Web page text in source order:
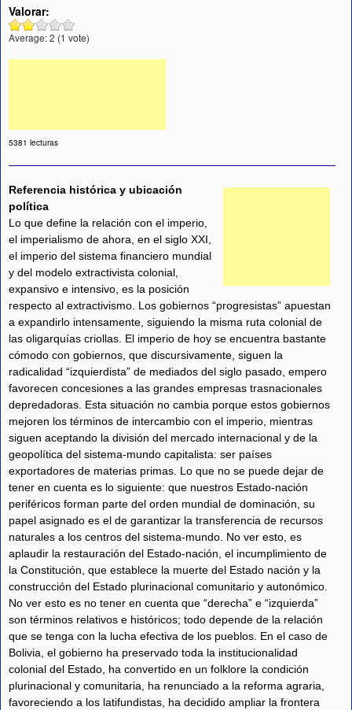
Valorar:
Average:2 (1 vote)
5381 lecturas
Referencia histórica y ubicación
política
Lo que define la relación con el imperio,
el imperialismo de ahora, en el siglo XXI,
el imperio del sistema financiero mundial
y del modelo extractivista colonial,
expansivo e intensivo, es la posición
respecto al extractivismo. Los gobiernos “progresistas” apuestan
a expandirlo intensamente, siguiendo la misma ruta colonial de
las oligarquías criollas. El imperio de hoy se encuentra bastante
cómodo con gobiernos, que discursivamente, siguen la
radicalidad “izquierdista” de mediados del siglo pasado, empero
favorecen concesiones a las grandes empresas trasnacionales
depredadoras. Esta situación no cambia porque estos gobiernos
mejoren los términos de intercambio con el imperio, mientras
siguen aceptando la división del mercado internacional y de la
geopolítica del sistema-mundo capitalista: ser países
exportadores de materias primas. Lo que no se puede dejar de
tener en cuenta es lo siguiente: que nuestros Estado-nación
periféricos forman parte del orden mundial de dominación, su
papel asignado es el de garantizar la transferencia de recursos
naturales a los centros del sistema-mundo. No ver esto, es
aplaudir la restauración del Estado-nación, el incumplimiento de
la Constitución, que establece la muerte del Estado nación y la
construcción del Estado plurinacional comunitario y autonómico.
No ver esto es no tener en cuenta que “derecha” e “izquierda”
son términos relativos e históricos; todo depende de la relación
que se tenga con la lucha efectiva de los pueblos. En el caso de
Bolivia, el gobierno ha preservado toda la institucionalidad
colonial del Estado, ha convertido en un folklore la condición
plurinacional y comunitaria, ha renunciado a la reforma agraria,
favoreciendo a los latifundistas, ha decidido ampliar la frontera